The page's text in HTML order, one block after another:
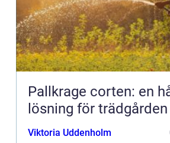
Pallkrage corten: en
lösning för trädgården
Viktoria Uddenholm